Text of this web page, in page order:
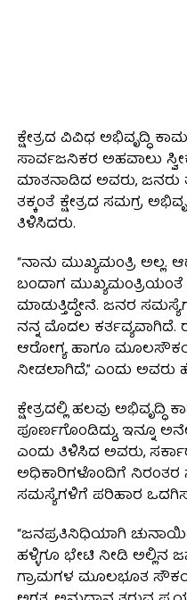
ಕ್ಷೇತ್ರದ ವಿವಿಧ ಅಭಿವೃದ್ಧಿ
ಸಾರ್ವಜನಿಕರ ಅಹವಾಲು
ಮಾತನಾಡಿದ ಅವರು, ಜನರು
ತಕ್ಕಂತೆ ಕ್ಷೇತ್ರದ ಸಮಗ್ರ
ತಿಳಿಸಿದರು.
“ನಾನು ಮುಖ್ಯಮಂತ್ರಿ ಅಲ್ಲ.
ಬಂದಾಗ ಮುಖ್ಯಮಂತ್ರಿಯಂತೆ
ಮಾಡುತ್ತಿದ್ದೇನೆ. ಜನರ
ನನ್ನ ಮೊದಲ ಕರ್ತವ್ಯವಾಗಿದೆ.
ಆರೋಗ್ಯ ಹಾಗೂ
ನೀಡಲಾಗಿದೆ,” ಎಂದು ಅವರು
ಕ್ಷೇತ್ರದಲ್ಲಿ ಹಲವು
ಪೂರ್ಣಗೊಂಡಿದ್ದು, ಇನ್ನೂ
ಎಂದು ತಿಳಿಸಿದ ಅವರು,
ಅಧಿಕಾರಿಗಳೊಂದಿಗೆ
ಸಮಸ್ಯೆಗಳಿಗೆ ಪರಿಹಾರ
“ಜನಪ್ರತಿನಿಧಿಯಾಗಿ
ಹಳ್ಳಿಗೂ ಭೇಟಿ ನೀಡಿ ಅಲ್ಲಿನ
ಗ್ರಾಮಗಳ ಮೂಲಭೂತ